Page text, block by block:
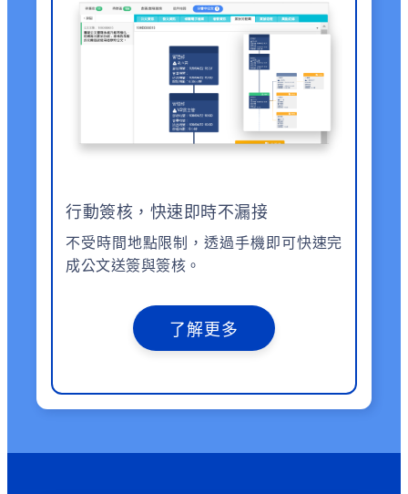
行動簽核，快速即時不漏接
不受時間地點限制，透過手機即可快速完
成公文送簽與簽核。
了解更多